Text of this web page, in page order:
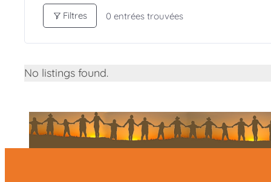
Filtres 0 entrées trouvées
No listings found.